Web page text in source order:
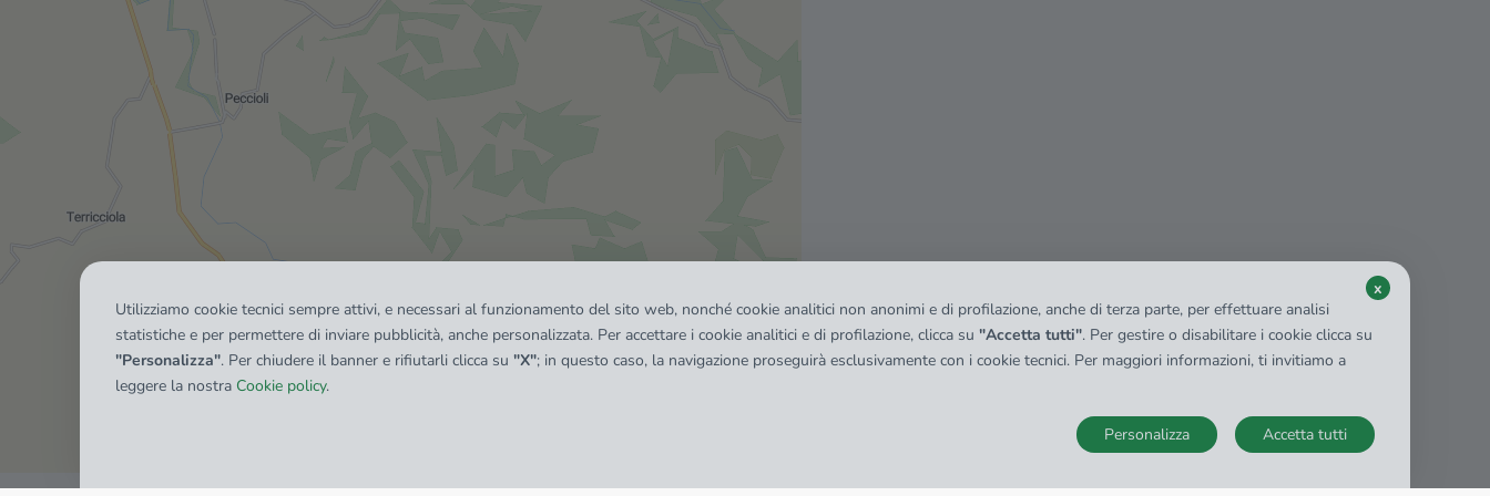
Mostra tutti gli immobili del riquadro
Utilizziamo cookie tecnici sempre attivi, e necessari al funzionamento del sito web, nonché cookie analitici non anonimi e di profilazione, anche di terza parte, per effettuare analisi
statistiche e per permettere di inviare pubblicità, anche personalizzata. Per accettare i cookie analitici e di profilazione, clicca su "Accetta tutti". Per gestire o disabilitare i cookie clicca su
"Personalizza". Per chiudere il banner e rifiutarli clicca su "X"; in questo caso, la navigazione proseguirà esclusivamente con i cookie tecnici. Per maggiori informazioni, ti invitiamo a
leggere la nostra Cookie policy.
x
Accetta tutti
Personalizza